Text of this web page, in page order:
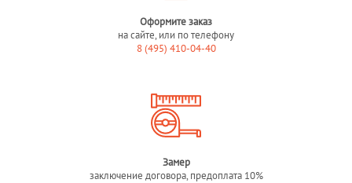
Оформите заказ
на сайте, или по телефону
8 (495) 410-04-40
Замер
заключение договора, предоплата 10%